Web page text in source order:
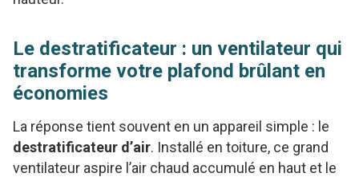
Le destratificateur : un ventilateur qui
transforme votre plafond brûlant en
économies
La réponse tient souvent en un appareil simple : le
destratificateur d’air. Installé en toiture, ce grand
ventilateur aspire l’air chaud accumulé en haut et le